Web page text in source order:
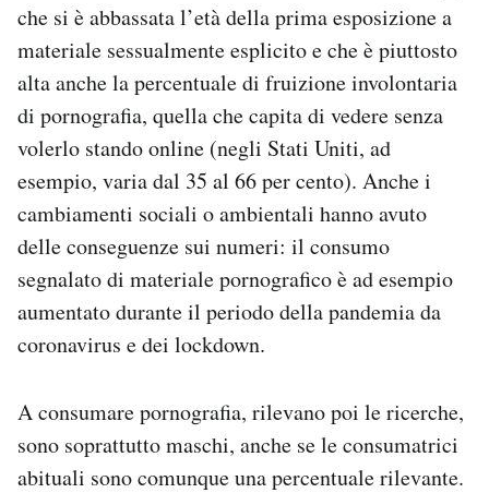
che si è abbassata l’età della prima esposizione a
materiale sessualmente esplicito e che è piuttosto
alta anche la percentuale di fruizione involontaria
di pornografia, quella che capita di vedere senza
volerlo stando online (negli Stati Uniti, ad
esempio, varia dal 35 al 66 per cento). Anche i
cambiamenti sociali o ambientali hanno avuto
delle conseguenze sui numeri: il consumo
segnalato di materiale pornografico è ad esempio
aumentato durante il periodo della pandemia da
coronavirus e dei lockdown.
A consumare pornografia, rilevano poi le ricerche,
sono soprattutto maschi, anche se le consumatrici
abituali sono comunque una percentuale rilevante.